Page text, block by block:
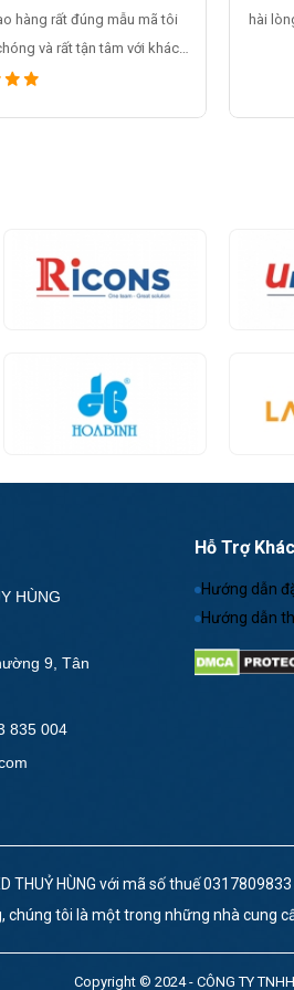
giá bán lại rất cạnh tranh, và
vụ rất tốt
tôi
HÙNG
9, Tân
835 004
Hỗ Trợ
Hướng dẫn
Hướng dẫn
THUỶ HÙNG với mã số thuế
chúng tôi là một trong những nhà cung
Copyright © 2024 - CÔNG TY